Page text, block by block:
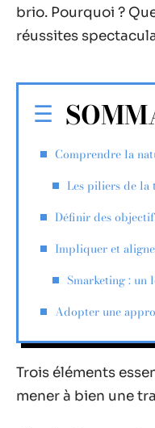
brio. Pourquoi ?
réussites
Comprendre la
Les piliers de
Définir des
Impliquer et
Smarketing : un
Adopter une
Trois éléments
mener à bien une